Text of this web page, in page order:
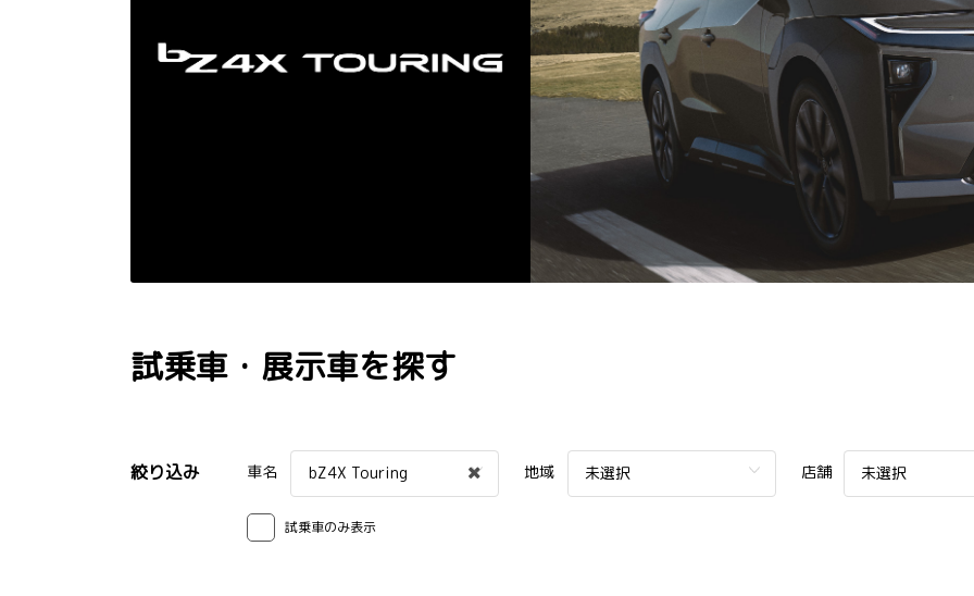
試乗車・展示車を探す
絞り込み 車名 bZ4X Touring 地域 未選択 店舗 未選択
試乗車のみ表示